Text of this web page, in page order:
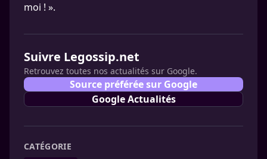
moi ! ».
Suivre Legossip.net
Retrouvez toutes nos actualités sur Google.
Source préférée sur Google
Google Actualités
CATÉGORIE